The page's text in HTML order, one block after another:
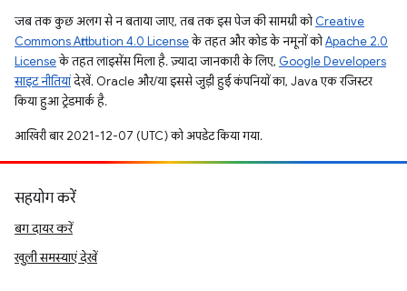
जब तक कुछ अलग से न बताया जाए, तब तक इस पेज की सामग्री कोCreative
Commons Attribution 4.0 Licenseके तहत और कोड के नमूनों कोApache 2.0
Licenseके तहत लाइसेंस मिला है. ज़्यादा जानकारी के लिए, Google Developers
साइट नीतियांदेखें. Oracle और/या इससे जुड़ी हुई कंपनियों का, Java एक रजिस्टर
किया हुआ ट्रेडमार्क है.
आखिरी बार 2021-12-07 (UTC) को अपडेट किया गया.
सहयोग करें
बग दायर करें
खुली समस्याएं देखें